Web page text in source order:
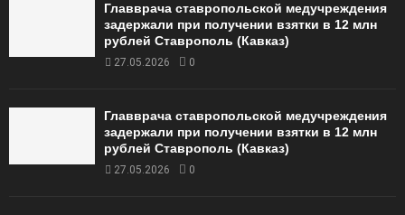
Главврача ставропольской медучреждения
задержали при получении взятки в 12 млн
рублей Ставрополь (Кавказ)
27.05.2026 0
Главврача ставропольской медучреждения
задержали при получении взятки в 12 млн
рублей Ставрополь (Кавказ)
27.05.2026 0